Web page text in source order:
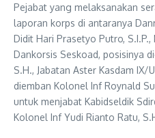
Pejabat yang melaksanakan
laporan korps di antaranya
Didit Hari Prasetyo Putro, S.I.P.,
Dankorsis Seskoad, posisinya
S.H., Jabatan Aster Kasdam IX/
diemban Kolonel Inf Roynald
untuk menjabat Kabidseldik
Kolonel Inf Yudi Rianto Ratu,